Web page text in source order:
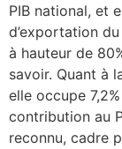
PIB national, et
d’exportation
à hauteur de
savoir. Quant à
elle occupe
contribution au
reconnu, cadre